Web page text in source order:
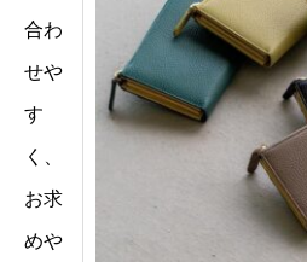
合わ
せや
す
く、
お求
めや